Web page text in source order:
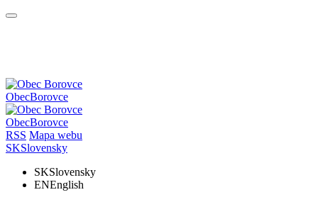
ObecBorovce
ObecBorovce
RSS Mapa webu
SKSlovensky
SKSlovensky
ENEnglish